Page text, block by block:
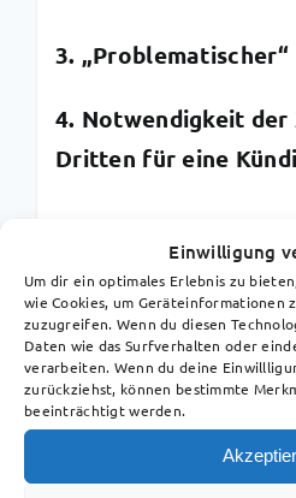
Einwilligung
Um dir ein optimales Erlebnis zu
wie Cookies, um Geräteinformationen
zuzugreifen. Wenn du diesen
Daten wie das Surfverhalten oder
verarbeiten. Wenn du deine
zurückziehst, können bestimmte
beeinträchtigt werden.
3.
4. Notwendigkeit der
Dritten für eine
Arbeitnehmerin
Elternzeit
Berechnung